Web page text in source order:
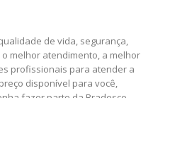
de vida, segurança,
melhor atendimento, a melhor
profissionais para atender a
disponível para você,
fazer parte da Bradesco